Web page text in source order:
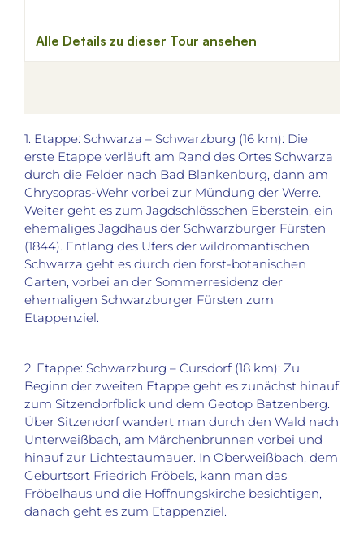
1. Etappe: Schwarza – Schwarzburg (16 km): Die
erste Etappe verläuft am Rand des Ortes Schwarza
durch die Felder nach Bad Blankenburg, dann am
Chrysopras-Wehr vorbei zur Mündung der Werre.
Weiter geht es zum Jagdschlösschen Eberstein, ein
ehemaliges Jagdhaus der Schwarzburger Fürsten
(1844). Entlang des Ufers der wildromantischen
Schwarza geht es durch den forst-botanischen
Garten, vorbei an der Sommerresidenz der
ehemaligen Schwarzburger Fürsten zum
Etappenziel.
2. Etappe: Schwarzburg – Cursdorf (18 km): Zu
Beginn der zweiten Etappe geht es zunächst hinauf
zum Sitzendorfblick und dem Geotop Batzenberg.
Über Sitzendorf wandert man durch den Wald nach
Unterweißbach, am Märchenbrunnen vorbei und
hinauf zur Lichtestaumauer. In Oberweißbach, dem
Geburtsort Friedrich Fröbels, kann man das
Fröbelhaus und die Hoffnungskirche besichtigen,
danach geht es zum Etappenziel.